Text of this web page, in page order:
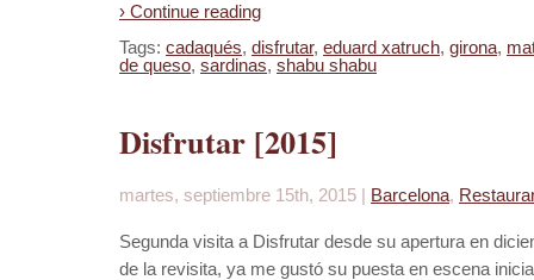
› Continue reading
Tags: cadaqués, disfrutar, eduard xatruch, girona,
de queso, sardinas, shabu shabu
Disfrutar [2015]
martes, septiembre 15th, 2015 | Barcelona,
Segunda visita a Disfrutar desde su apertura en
de la revisita, ya me gustó su puesta en escena